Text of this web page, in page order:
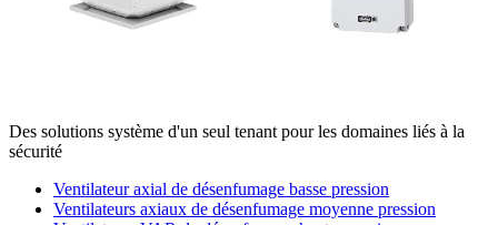
Des solutions système d'un seul tenant pour les domaines liés à la
sécurité
Ventilateur axial de désenfumage basse pression
Ventilateurs axiaux de désenfumage moyenne pression